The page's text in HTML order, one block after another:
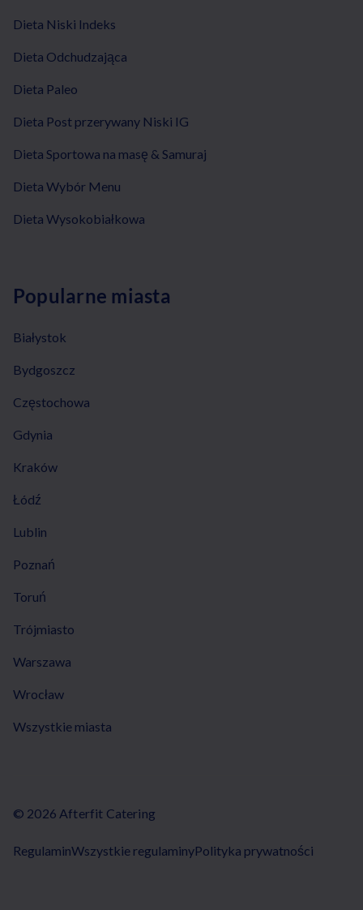
Dieta Niski Indeks
Dieta Odchudzająca
Dieta Paleo
Dieta Post przerywany Niski IG
Dieta Sportowa na masę & Samuraj
Dieta Wybór Menu
Dieta Wysokobiałkowa
Popularne miasta
Białystok
Bydgoszcz
Częstochowa
Gdynia
Kraków
Łódź
Lublin
Poznań
Toruń
Trójmiasto
Warszawa
Wrocław
Wszystkie miasta
© 2026 Afterfit Catering
RegulaminWszystkie regulaminyPolityka prywatności